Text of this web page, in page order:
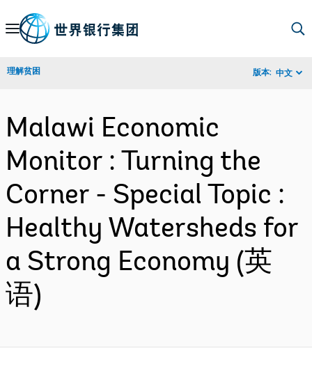
Skip
Navigation
理解贫困 版本: 中文
Malawi Economic
Monitor : Turning the
Corner - Special Topic :
Healthy Watersheds for
a Strong Economy (英
语)